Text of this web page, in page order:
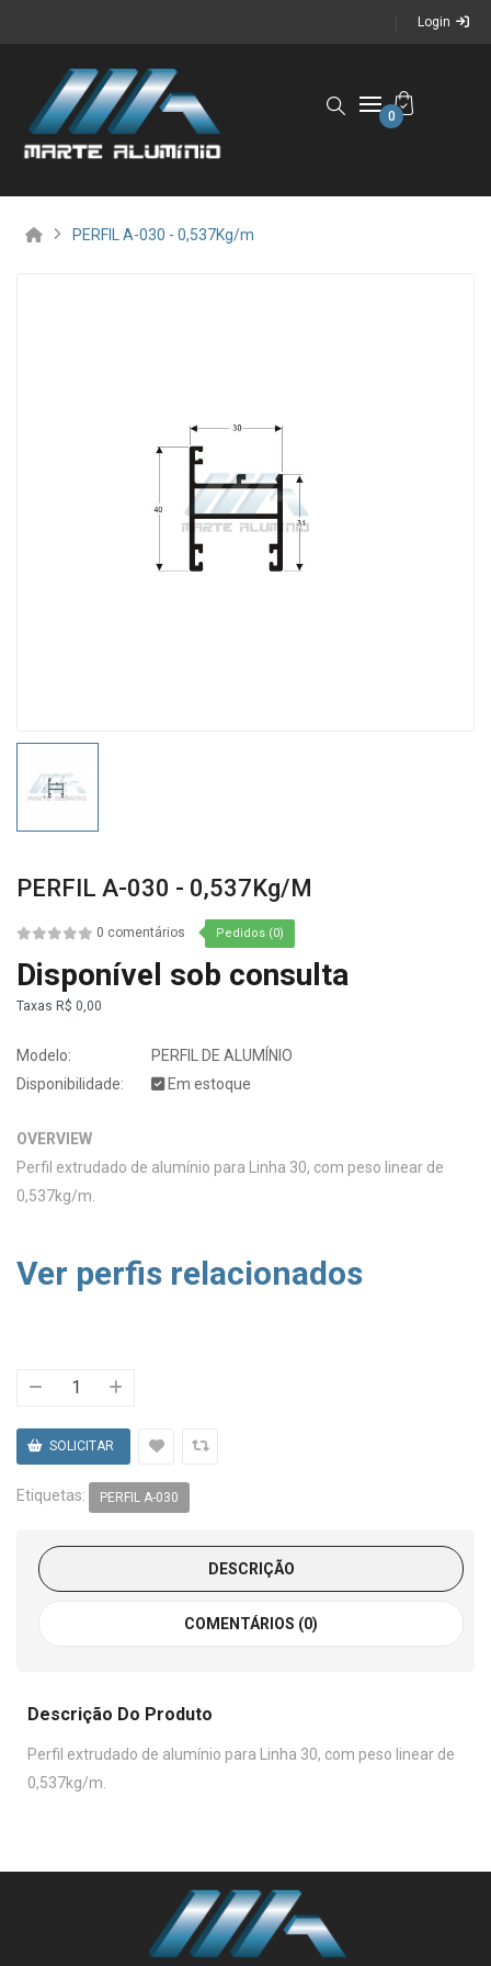
Login
0
PERFIL A-030 - 0,537Kg/m
PERFIL A-030 - 0,537Kg/m
0 comentários Pedidos (0)
Disponível sob consulta
Taxas R$ 0,00
Modelo:
PERFIL DE ALUMÍNIO
Disponibilidade:
Em estoque
OVERVIEW
Perfil extrudado de alumínio para Linha 30, com peso linear de
0,537kg/m.
Ver perfis relacionados
Etiquetas: PERFIL A-030
DESCRIÇÃO
COMENTÁRIOS (0)
Descrição Do Produto
Perfil extrudado de alumínio para Linha 30, com peso linear de
0,537kg/m.